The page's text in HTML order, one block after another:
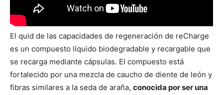
El quid de las capacidades de regeneración de reCharge
es un compuesto líquido biodegradable y recargable que
se recarga mediante cápsulas. El compuesto está
fortalecido por una mezcla de caucho de diente de león y
fibras similares a la seda de araña, conocida por ser una